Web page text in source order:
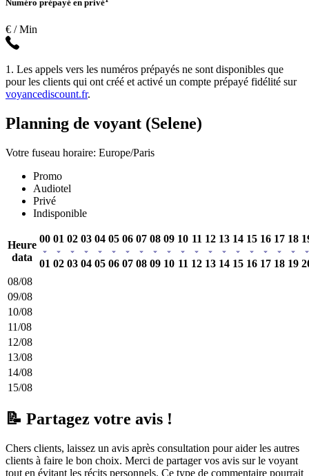
Numéro prépayé en privé
€ / Min
1. Les appels vers les numéros prépayés ne sont disponibles que
pour les clients qui ont créé et activé un compte prépayé fidélité sur
voyancediscount.fr.
Planning de voyant (Selene)
Votre fuseau horaire: Europe/Paris
Promo
Audiotel
Privé
Indisponible
Heure
data
00
01
01
02
02
03
03
04
04
05
05
06
06
07
07
08
08
09
09
10
10
11
11
12
12
13
13
14
14
15
15
16
16
17
17
18
18
19
08/08
09/08
10/08
11/08
12/08
13/08
14/08
15/08
📝 Partagez votre avis !
Chers clients, laissez un avis après consultation pour aider les autres
clients à faire le bon choix. Merci de partager vos avis sur le voyant
tout en évitant les récits personnels. Ce type de commentaire pourrait